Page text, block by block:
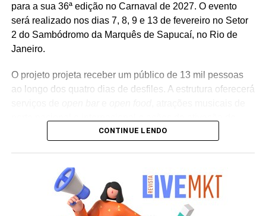
para a sua 36ª edição no Carnaval de 2027. O evento
será realizado nos dias 7, 8, 9 e 13 de fevereiro no Setor
2 do Sambódromo da Marquês de Sapucaí, no Rio de
Janeiro.
O projeto projeta receber um público de 13 mil pessoas
ao longo dos quatro dias de desfiles. A estrutura oferecerá
marcas parceiras. “O Camarote Nº1 é um projeto que faz
uma experiência personalizada que nasce dolifestyle
cidade maravilhosa”, destaca Marcio Esher, sócio, diretor
de negócios e marketing da Holding Clube e gestor do
CONTINUE LENDO